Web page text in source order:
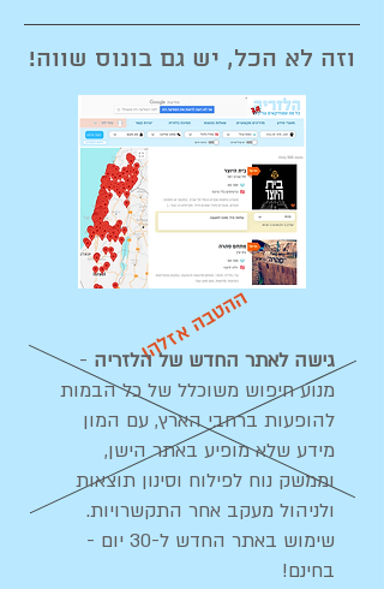
ההטבה אזלה!
וזה לא הכל, יש גם בונוס שווה!
גישה לאתר החדש של הלזריה -
מנוע חיפוש משוכלל של כל הבמות
להופעות ברחבי הארץ, עם המון
מידע שלא מופיע באתר הישן,
וממשק נוח לפילוח וסינון תוצאות
ולניהול מעקב אחר התקשרויות.
שימוש באתר החדש ל-30 יום -
בחינם!